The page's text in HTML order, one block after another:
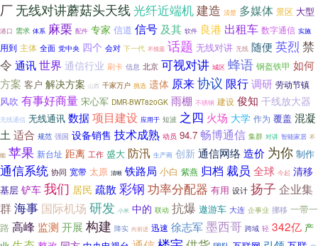
厂 无线对讲蘑菇头天线光纤近端机建造 清楚 多媒体 景区 大型
港口 需求 体系 麻栗 配件 专家 信道 信号 及其 软件 良港 出租车 数字通信 实施
用到 主体 全面 党中央 四个 会对 下一代 不情愿 话题 无线对讲 无线 随便 英烈 禁
令 通讯世界 通信行业 刷卡 信息 北京 可视对讲 城区 蜂语 钢盔铁甲 如何
方案 客户 解决方案 山西 千家万户 挑选 遗体 原来协议 限行调研 劳动节镇
风吹 有事好商量 宋心军 DMR-BWT820GK 雨棚 不锈钢 建设 俊知 干线放大器
无线通信 无线通讯 数据项目建设 应用于 短波 之四 火场 大学 作为 覆盖 混凝
土 适合 规范 强国 设备销售 技术成熟 动员 94.7 畅博通信 集群 对讲 智能家居 不
能 苹果 新台址 距离 工作 盛大 防汛 生产商 创新 通信网络 造价 为你 制作
通信系统 协同 宽带 太原 清晰 铁路局 小白 紫燕 归档 裁员 全球 今起 清移
基层 铲车 我们 居民 疏散彩钢 功率分配器 有用 设计 扬子 企业集
群海事 国际机场 研发 小米 中的 联动 抗爆 遨游车 大连 企事业 挪移 一带一
路 高峰 监测 开展 构建 降实 向前进 迅速 徐志军墨西哥 跨域 轻 342亿 产